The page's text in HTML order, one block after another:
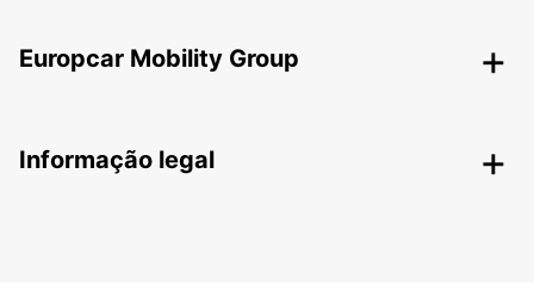
Europcar Mobility Group
Informação legal